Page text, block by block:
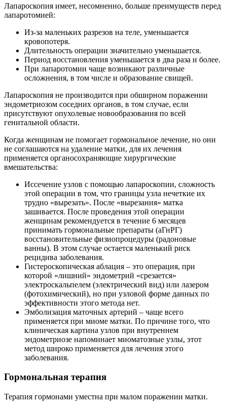
Лапароскопия имеет, несомненно, больше преимуществ перед
лапаротомией:
Из-за маленьких разрезов на теле, уменьшается
кровопотеря.
Длительность операции значительно уменьшается.
Период восстановления уменьшается в два раза и более.
При лапаротомии чаще возникают различные
осложнения, в том числе и образование свищей.
Лапароскопия не производится при обширном поражении
эндометриозом соседних органов, в том случае, если
присутствуют опухолевые новообразования по всей
генитальной области.
Когда женщинам не помогает гормональное лечение, но они
не соглашаются на удаление матки, для их лечения
применяется органосохраняющие хирургические
вмешательства:
Иссечение узлов с помощью лапароскопии, сложность
этой операции в том, что границы узла нечеткие их
трудно «вырезать». После «вырезания» матка
зашивается. После проведения этой операции
женщинам рекомендуется в течение 6 месяцев
принимать гормональные препараты (аГнРГ)
восстановительные физиопроцедуры (радоновые
ванны). В этом случае остается маленький риск
рецидива заболевания.
Гистероскопическая аблация – это операция, при
которой «лишний» эндометрий «срезается»
электроскальпелем (электрический вид) или лазером
(фотохимический), но при узловой форме данных по
эффективности этого метода нет.
Эмболизация маточных артерий – чаще всего
применяется при миоме матки. По причине того, что
клиническая картина узлов при внутреннем
эндометриозе напоминает миоматозные узлы, этот
метод широко применяется для лечения этого
заболевания.
Гормональная терапия
Терапия гормонами уместна при малом поражении матки.